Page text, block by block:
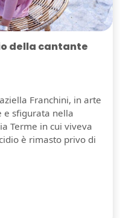
della cantante
Franchini, in arte
e sfigurata nella
Terme in cui viveva
è rimasto privo di